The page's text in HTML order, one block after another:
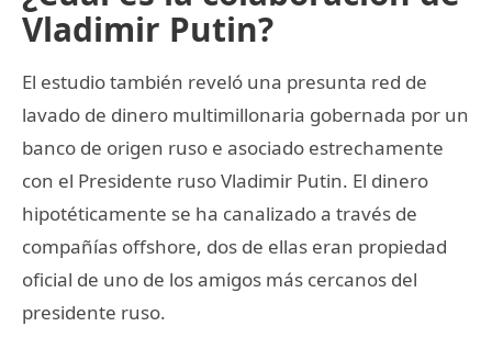
Vladimir Putin?
El estudio también reveló una presunta red de
lavado de dinero multimillonaria gobernada por un
banco de origen ruso e asociado estrechamente
con el Presidente ruso Vladimir Putin. El dinero
hipotéticamente se ha canalizado a través de
compañías offshore, dos de ellas eran propiedad
oficial de uno de los amigos más cercanos del
presidente ruso.